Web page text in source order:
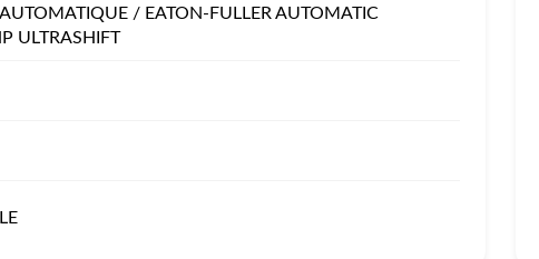
AUTOMATIQUE / EATON-FULLER AUTOMATIC
ULTRASHIFT